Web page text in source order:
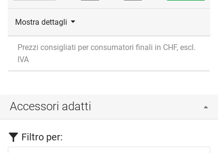
Mostra dettagli
Prezzi consigliati per consumatori finali in CHF, escl.
IVA
Accessori adatti
Filtro per: